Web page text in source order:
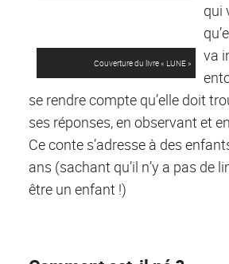
Couverture du livre « LUNE »
qui
va
se rendre compte qu’elle doit
ses réponses, en observant et
Ce conte s’adresse à des
ans (sachant qu’il n’y a pas de
être un enfant !)